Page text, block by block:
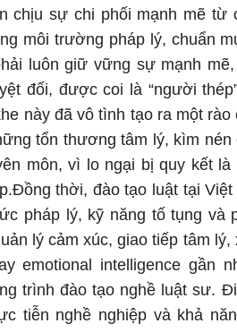
chịu sự chi phối mạnh mẽ từ
môi trường pháp lý, chuẩn
luôn giữ vững sự mạnh
đối, được coi là “người
này đã vô tình tạo ra một
tổn thương tâm lý, kìm
môn, vì lo ngại bị quy kết
thời, đào tạo luật tại
pháp lý, kỹ năng tố tụng và
lý cảm xúc, giao tiếp tâm
emotional intelligence
trình đào tạo nghề luật sư.
tiễn nghề nghiệp và khả